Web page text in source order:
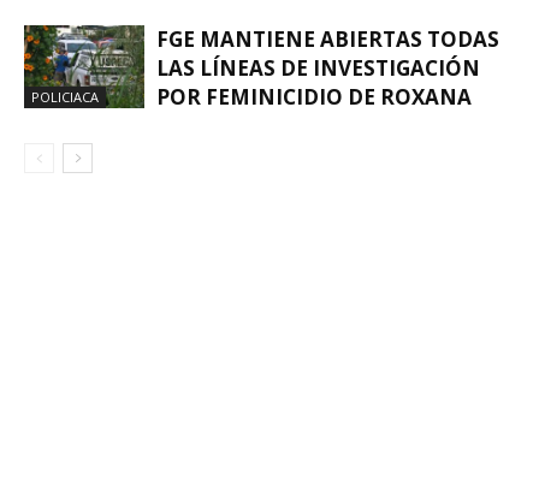
POLICIACA
FGE MANTIENE ABIERTAS TODAS
LAS LÍNEAS DE INVESTIGACIÓN
POR FEMINICIDIO DE ROXANA